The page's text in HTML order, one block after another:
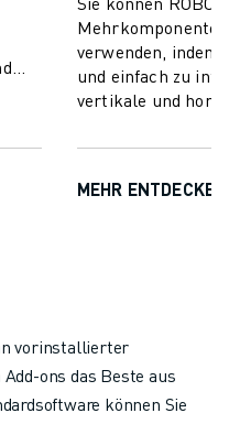
verwenden, indem
und einfach zu
vertikale und
fortschrittliche
MEHR ENTDECKEN
vorinstallierter
ons das Beste aus
können Sie